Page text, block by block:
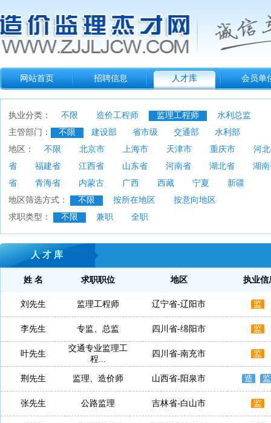
网站首页 招聘信息 人才库 会员单
执业分类： 不限 造价工程师 监理工程师
水利总监
主管部门：
不限 建设部 省市级 交通部
水利部
地区：
不限 北京市 上海市 天津市 重庆市
河
省
福建省 江西省 山东省 河南省 湖北省
湖
省
青海省 内蒙古 广西 西藏 宁夏
新疆
地区筛选方式：
不限 按所在地区
按意向地区
求职类型：
不限 兼职 全职
人 才 库
姓 名 求职职位 地区 执业信
刘先生 监理工程师 辽宁省-辽阳市 监
李先生 专监、总监 四川省-绵阳市 监
叶先生
交通专业监理工
程...
四川省-南充市 监
荆先生 监理、造价师 山西省-阳泉市 造 监
张先生 公路监理 吉林省-白山市 监